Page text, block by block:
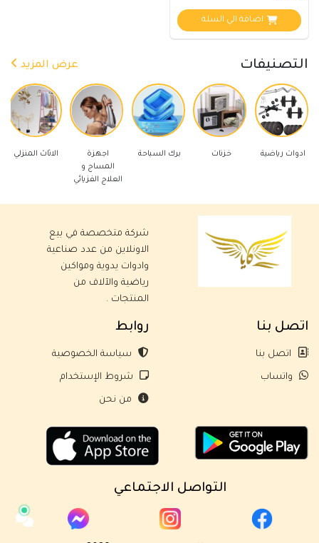
اضافة الي السلة
التصنيفات عرض المزيد
ادوات رياضية خزنات برك السباحة
اجهزة
المساج و
العلاج الفزيائي
الاثاث المنزلي
شركة متخصصة في بيع
الاونلاين من عدد صناعية
وادوات يدوية ومواكين
رياضية والآلاف من
المنتجات .
اتصل بنا
اتصل بنا
واتساب
روابط
سياسة الخصوصية
شروط الإستخدام
من نحن
التواصل الاجتماعي